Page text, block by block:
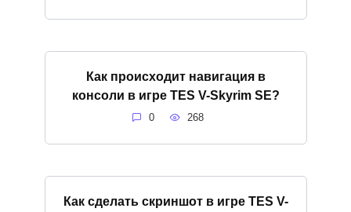
Как происходит навигация в
консоли в игре ТES V-Skyrim SE?
0 268
Как сделать скриншот в игре ТES V-